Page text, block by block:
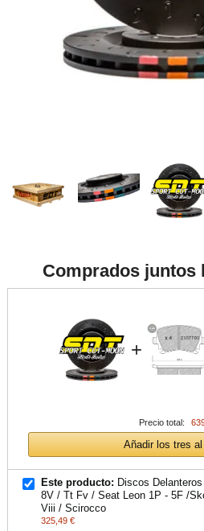
Comprados juntos
+
Precio total:
Añadir los tres
Este producto: Discos
8V / Tt Fv / Seat Leon 1P - 5F /
Viii / Scirocco
325,49 €